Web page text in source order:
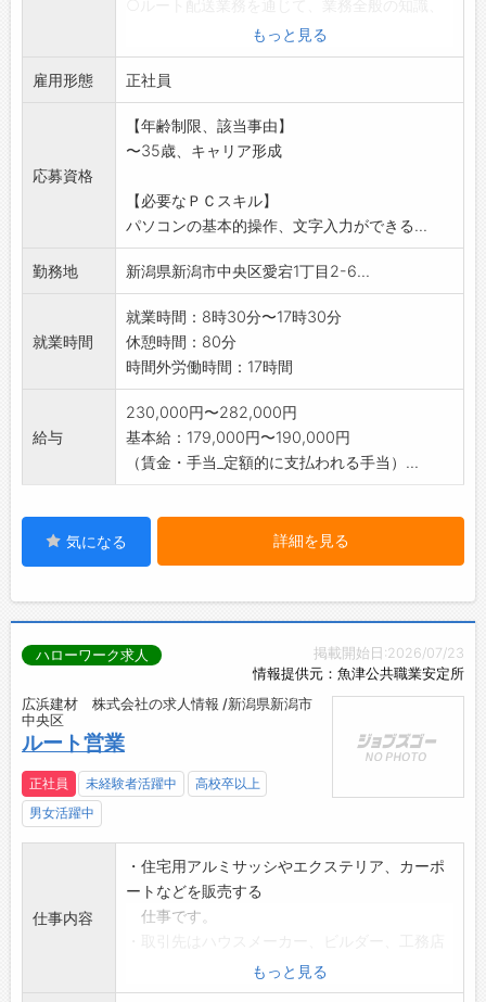
住宅設備機器の商品
知識の習得に努めていただきます。
○商品知識に関してはメーカーや社内での勉強
会を実施しますので
未経験の方も安心してご応募ください。
※使用する車はワゴン車です(AT車あり)
※応募前職場見学希望の方はハローワークへご
相談下さい
変更範囲:変更なし
もっと見る
雇用形態 正社員
応募資格
【年齢制限、該当事由】
〜35歳、キャリア形成
【必要なＰＣスキル】
パソコンの基本的操作、文字入力ができる...
勤務地 新潟県新潟市中央区愛宕1丁目2-6...
就業時間
就業時間：8時30分〜17時30分
休憩時間：80分
時間外労働時間：17時間
給与
230,000円〜282,000円
基本給：179,000円〜190,000円
（賃金・手当_定額的に支払われる手当）...
気になる 詳細を見る
掲載開始日:2026/07/23
情報提供元：魚津公共職業安定所
ハローワーク求人
広浜建材 株式会社の求人情報 /新潟県新潟市
中央区
ルート営業
正社員 未経験者活躍中
高校卒以上
男女活躍中
仕事内容
・住宅用アルミサッシやエクステリア、カーポ
ートなどを販売する
仕事です。
さん、大工さん及び
一般ユーザーです。
もっと見る